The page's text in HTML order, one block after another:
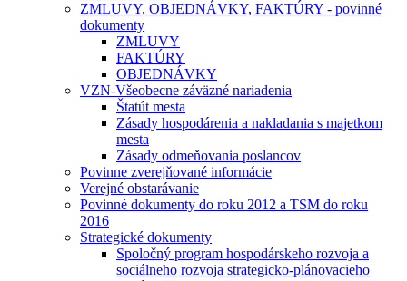
ZMLUVY, OBJEDNÁVKY, FAKTÚRY - povinné
dokumenty
ZMLUVY
FAKTÚRY
OBJEDNÁVKY
VZN-Všeobecne záväzné nariadenia
Štatút mesta
Zásady hospodárenia a nakladania s majetkom
mesta
Zásady odmeňovania poslancov
Povinne zverejňované informácie
Verejné obstarávanie
Povinné dokumenty do roku 2012 a TSM do roku
2016
Strategické dokumenty
Spoločný program hospodárskeho rozvoja a
sociálneho rozvoja strategicko-plánovacieho